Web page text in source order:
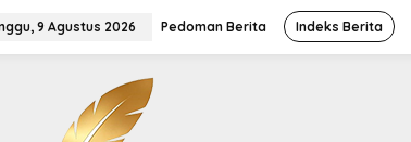
9 Agustus 2026 Pedoman Berita Indeks Berita